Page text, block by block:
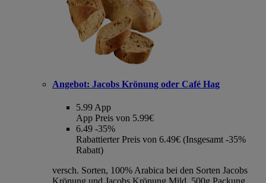
Angebot: Jacobs Krönung oder Café Hag
5.99 App
App Preis von 5.99€
6.49 -35%
Rabattierter Preis von 6.49€ (Insgesamt -35%
Rabatt)
versch. Sorten, 100% Arabica bei den Sorten Jacobs